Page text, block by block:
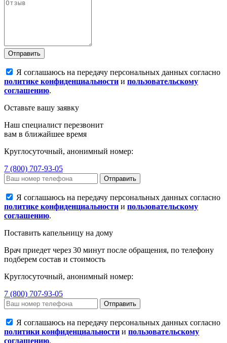
Отправить
Я соглашаюсь на передачу персональных данных согласно
политике конфиденциальности и пользовательскому
соглашению.
Оставьте вашу заявку
Наш специалист перезвонит
вам в ближайшее время
Круглосуточный, анонимный номер:
7 (800) 707-93-05
Отправить
Я соглашаюсь на передачу персональных данных согласно
политике конфиденциальности и пользовательскому
соглашению.
Поставить капельницу на дому
Врач приедет через 30 минут после обращения, по телефону
подберем состав и стоимость
Круглосуточный, анонимный номер:
7 (800) 707-93-05
Отправить
Я соглашаюсь на передачу персональных данных согласно
политики конфиденциальности и пользовательскому
соглашению.